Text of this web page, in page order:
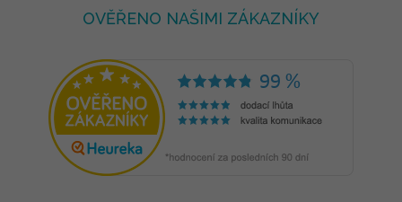
OVĚŘENO NAŠIMI ZÁKAZNÍKY